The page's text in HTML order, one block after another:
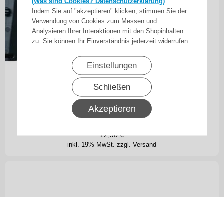
Indem Sie auf "akzeptieren" klicken, stimmen Sie der
Verwendung von Cookies zum Messen und
Analysieren Ihrer Interaktionen mit den Shopinhalten
zu. Sie können Ihr Einverständnis jederzeit widerrufen.
Einstellungen
Schließen
Akzeptieren
BECKER-Anschlussleitung, schwarz, mit
Winkelstecker 9cm
inkl. 19% MwSt. zzgl. Versand
12,90€